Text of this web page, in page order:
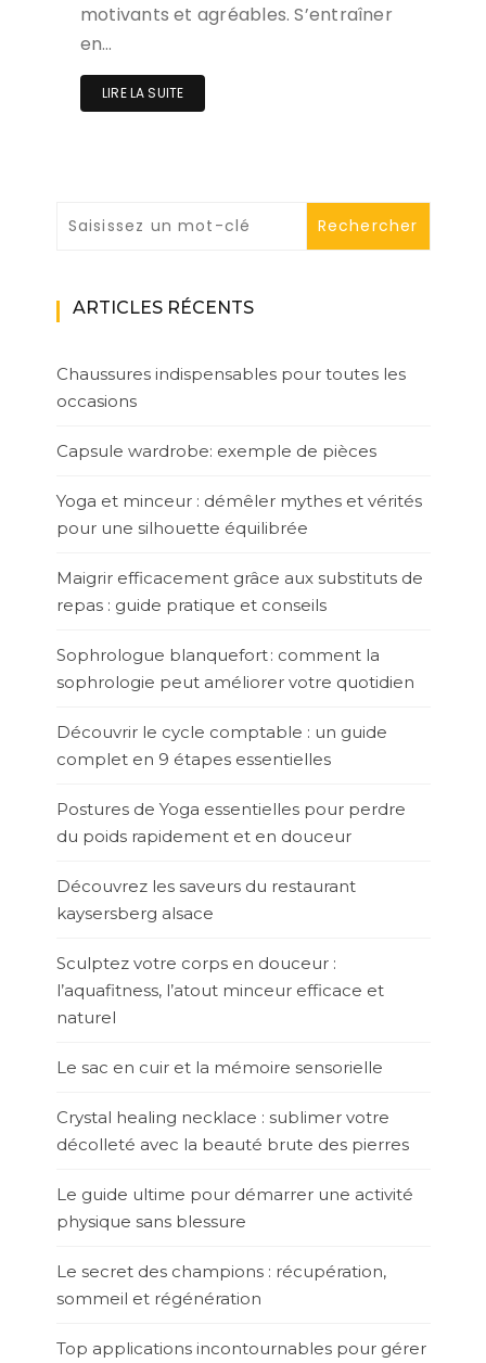
motivants et agréables. S’entraîner
en…
LIRE LA SUITE
ARTICLES RÉCENTS
Chaussures indispensables pour toutes les
occasions
Capsule wardrobe: exemple de pièces
Yoga et minceur : démêler mythes et vérités
pour une silhouette équilibrée
Maigrir efficacement grâce aux substituts de
repas : guide pratique et conseils
Sophrologue blanquefort : comment la
sophrologie peut améliorer votre quotidien
Découvrir le cycle comptable : un guide
complet en 9 étapes essentielles
Postures de Yoga essentielles pour perdre
du poids rapidement et en douceur
Découvrez les saveurs du restaurant
kaysersberg alsace
Sculptez votre corps en douceur :
l’aquafitness, l’atout minceur efficace et
naturel
Le sac en cuir et la mémoire sensorielle
Crystal healing necklace : sublimer votre
décolleté avec la beauté brute des pierres
Le guide ultime pour démarrer une activité
physique sans blessure
Le secret des champions : récupération,
sommeil et régénération
Top applications incontournables pour gérer